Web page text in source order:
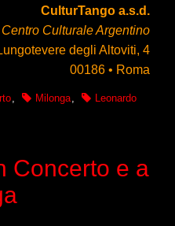
CulturTango a.s.d.
Centro Culturale Argentino
degli Altoviti, 4
00186 • Roma
, Milonga,
Leonardo
Concerto e a